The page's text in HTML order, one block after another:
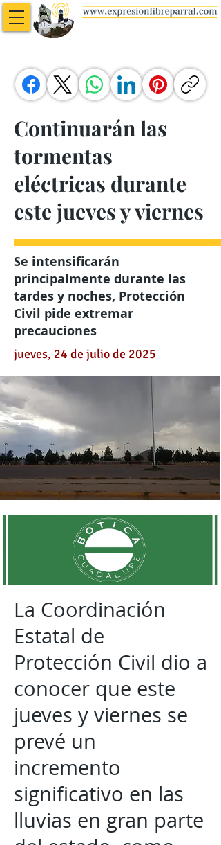
Continuarán las
tormentas
eléctricas durante
este jueves y viernes
Se intensificarán
principalmente durante las
tardes y noches, Protección
Civil pide extremar
precauciones
jueves, 24 de julio de 2025
La Coordinación
Estatal de
Protección Civil dio a
conocer que este
jueves y viernes se
prevé un
incremento
significativo en las
lluvias en gran parte